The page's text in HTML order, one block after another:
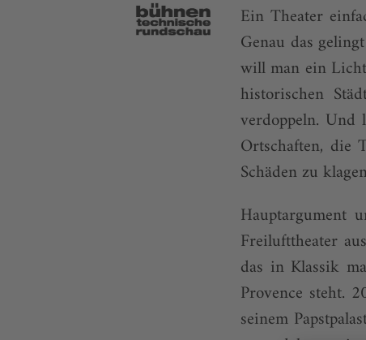
Ein Theater
Genau das
will man ein
historischen
verdoppeln. Und
Ortschaften, die
Schäden zu
Hauptargument
Freilufttheater
das in Klassik
Provence steht.
seinem